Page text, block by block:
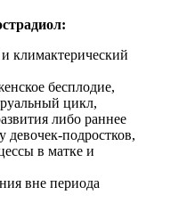
климактерический
бесплодие,
цикл,
либо раннее
девочек-подростков,
в матке и
вне периода